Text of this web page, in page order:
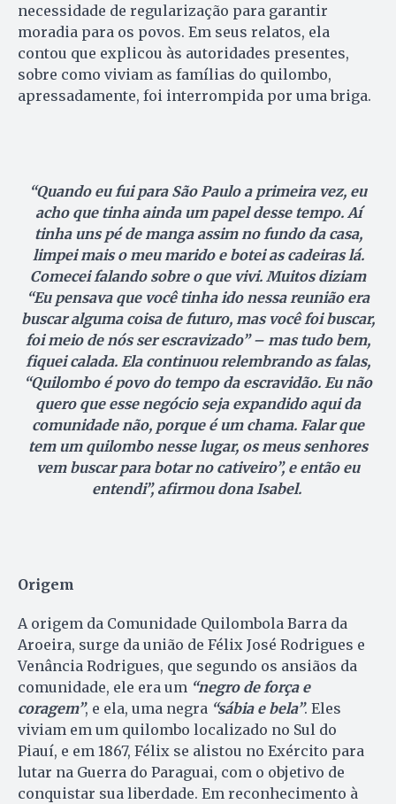
necessidade de regularização para garantir
moradia para os povos. Em seus relatos, ela
contou que explicou às autoridades presentes,
sobre como viviam as famílias do quilombo,
apressadamente, foi interrompida por uma briga.
“Quando eu fui para São Paulo a primeira vez, eu
acho que tinha ainda um papel desse tempo. Aí
tinha uns pé de manga assim no fundo da casa,
limpei mais o meu marido e botei as cadeiras lá.
Comecei falando sobre o que vivi. Muitos diziam
“Eu pensava que você tinha ido nessa reunião era
buscar alguma coisa de futuro, mas você foi buscar,
foi meio de nós ser escravizado” – mas tudo bem,
fiquei calada. Ela continuou relembrando as falas,
“Quilombo é povo do tempo da escravidão. Eu não
quero que esse negócio seja expandido aqui da
comunidade não, porque é um chama. Falar que
tem um quilombo nesse lugar, os meus senhores
vem buscar para botar no cativeiro”, e então eu
entendi”, afirmou dona Isabel.
Origem
A origem da Comunidade Quilombola Barra da
Aroeira, surge da união de Félix José Rodrigues e
Venância Rodrigues, que segundo os ansiãos da
comunidade, ele era um “negro de força e
coragem”, e ela, uma negra “sábia e bela”. Eles
viviam em um quilombo localizado no Sul do
Piauí, e em 1867, Félix se alistou no Exército para
lutar na Guerra do Paraguai, com o objetivo de
conquistar sua liberdade. Em reconhecimento à